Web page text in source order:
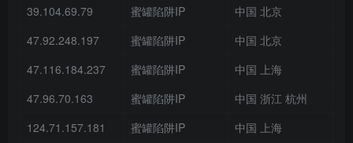
39.104.69.79
蜜罐陷阱IP
中国 北京
47.92.248.197
蜜罐陷阱IP
中国 北京
47.116.184.237
蜜罐陷阱IP
中国 上海
47.96.70.163
蜜罐陷阱IP
中国 浙江 杭州
124.71.157.181
蜜罐陷阱IP
中国 上海